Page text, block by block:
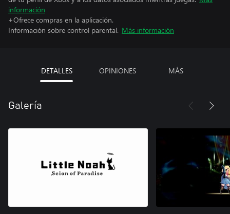
información
+Ofrece compras en la aplicación.
Información sobre control parental. Más información
DETALLES OPINIONES MÁS
Galería